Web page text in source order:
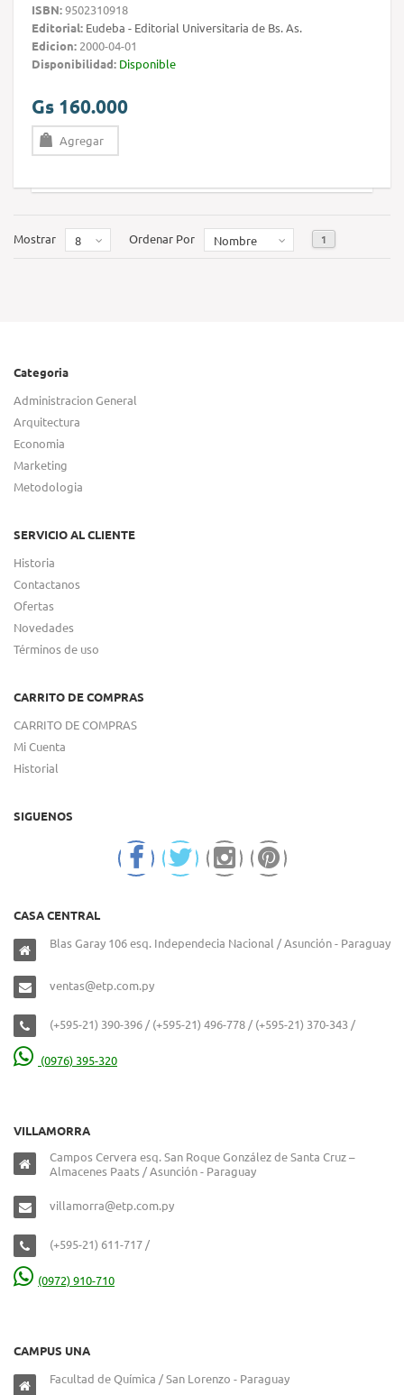
ISBN:9502310918
Editorial: Eudeba - Editorial Universitaria de Bs. As.
Edicion: 2000-04-01
Disponibilidad: Disponible
Gs 160.000
Agregar
Mostrar 8 Ordenar Por Nombre 1
Categoria
Administracion General
Arquitectura
Economia
Marketing
Metodologia
SERVICIO AL CLIENTE
Historia
Contactanos
Ofertas
Novedades
Términos de uso
CARRITO DE COMPRAS
CARRITO DE COMPRAS
Mi Cuenta
Historial
SIGUENOS
CASA CENTRAL
Blas Garay 106 esq. Independecia Nacional / Asunción - Paraguay
ventas@etp.com.py
(+595-21) 390-396 / (+595-21) 496-778 / (+595-21) 370-343 /
(0976) 395-320
VILLAMORRA
Campos Cervera esq. San Roque González de Santa Cruz –
Almacenes Paats / Asunción - Paraguay
villamorra@etp.com.py
(+595-21) 611-717 /
(0972) 910-710
CAMPUS UNA
Facultad de Química / San Lorenzo - Paraguay